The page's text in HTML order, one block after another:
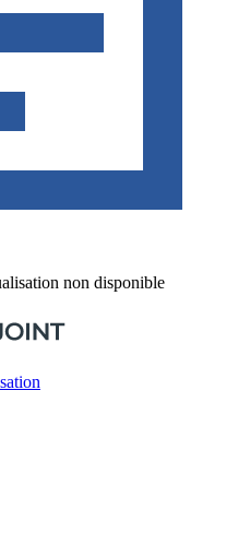
non disponible